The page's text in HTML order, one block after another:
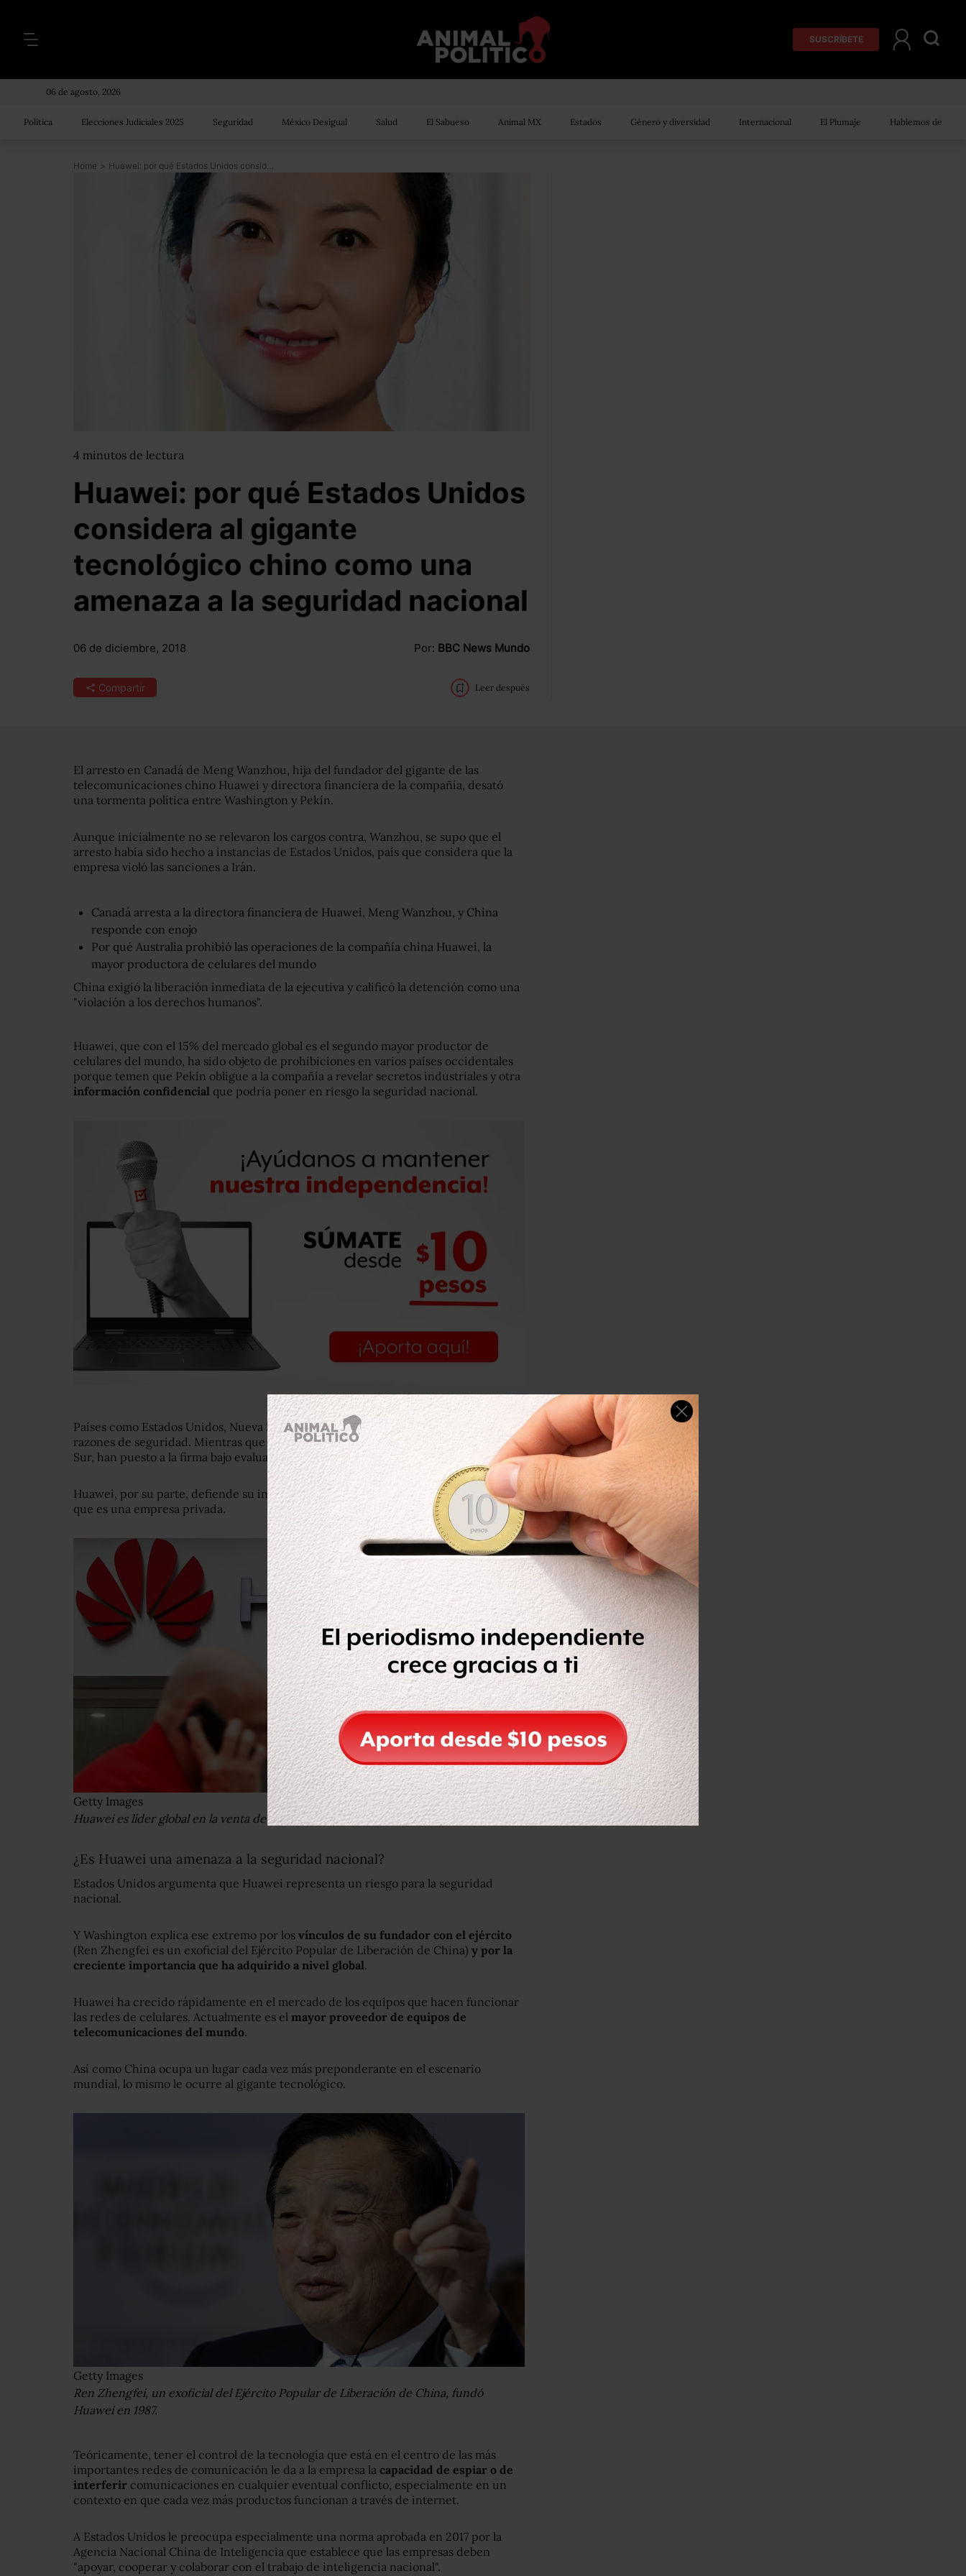
SUSCRÍBETE
06 de agosto, 2026
Política Elecciones Judiciales 2025 Seguridad México Desigual Salud El Sabueso Animal MX Estados Género y diversidad Internacional El Plumaje Hablemos de
Home > Huawei: por qué Estados Unidos considera al gigante tecnológico chino como una amenaza a la seguridad nacional
4 minutos de lectura
Huawei: por qué Estados Unidos
considera al gigante
tecnológico chino como una
amenaza a la seguridad nacional
06 de diciembre, 2018 Por: BBC News Mundo
Compartir Leer después
El arresto en Canadá de Meng Wanzhou, hija del fundador del gigante de las
telecomunicaciones chino Huawei y directora financiera de la compañía, desató
una tormenta política entre Washington y Pekín.
Aunque inicialmente no se relevaron los cargos contra, Wanzhou, se supo que el
arresto había sido hecho a instancias de Estados Unidos, país que considera que la
empresa violó las sanciones a Irán.
Canadá arresta a la directora financiera de Huawei, Meng Wanzhou, y China
responde con enojo
Por qué Australia prohibió las operaciones de la compañía china Huawei, la
mayor productora de celulares del mundo
China exigió la liberación inmediata de la ejecutiva y calificó la detención como una
"violación a los derechos humanos".
Huawei, que con el 15% del mercado global es el segundo mayor productor de
celulares del mundo, ha sido objeto de prohibiciones en varios países occidentales
porque temen que Pekín obligue a la compañía a revelar secretos industriales y otra
información confidencial que podría poner en riesgo la seguridad nacional.
Países como Estados Unidos, Nueva Zelanda y Australia han bloqueado al gigante por
razones de seguridad. Mientras que otros como Canadá, Alemania, Japón y Corea del
Sur, han puesto a la firma bajo evaluación.
Huawei, por su parte, defiende su independencia, negó las acusaciones e insistió en
que es una empresa privada.
Getty Images
Huawei es líder global en la venta de equipos de comunicaciones.
¿Es Huawei una amenaza a la seguridad nacional?
Estados Unidos argumenta que Huawei representa un riesgo para la seguridad
nacional.
Y Washington explica ese extremo por los vínculos de su fundador con el ejército
(Ren Zhengfei es un exoficial del Ejército Popular de Liberación de China) y por la
creciente importancia que ha adquirido a nivel global.
Huawei ha crecido rápidamente en el mercado de los equipos que hacen funcionar
las redes de celulares. Actualmente es el mayor proveedor de equipos de
telecomunicaciones del mundo.
Así como China ocupa un lugar cada vez más preponderante en el escenario
mundial, lo mismo le ocurre al gigante tecnológico.
Getty Images
Ren Zhengfei, un exoficial del Ejército Popular de Liberación de China, fundó
Huawei en 1987.
Teóricamente, tener el control de la tecnología que está en el centro de las más
importantes redes de comunicación le da a la empresa la capacidad de espiar o de
interferir comunicaciones en cualquier eventual conflicto, especialmente en un
contexto en que cada vez más productos funcionan a través de internet.
A Estados Unidos le preocupa especialmente una norma aprobada en 2017 por la
Agencia Nacional China de Inteligencia que establece que las empresas deben
"apoyar, cooperar y colaborar con el trabajo de inteligencia nacional".